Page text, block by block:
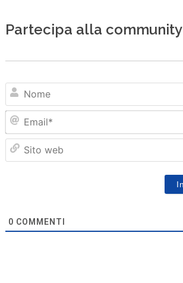
Partecipa alla community
0 COMMENTI